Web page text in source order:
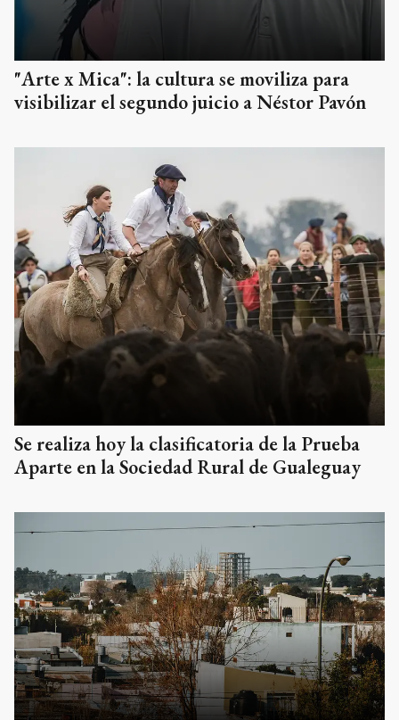
"Arte x Mica": la cultura se moviliza para
visibilizar el segundo juicio a Néstor Pavón
Se realiza hoy la clasificatoria de la Prueba
Aparte en la Sociedad Rural de Gualeguay